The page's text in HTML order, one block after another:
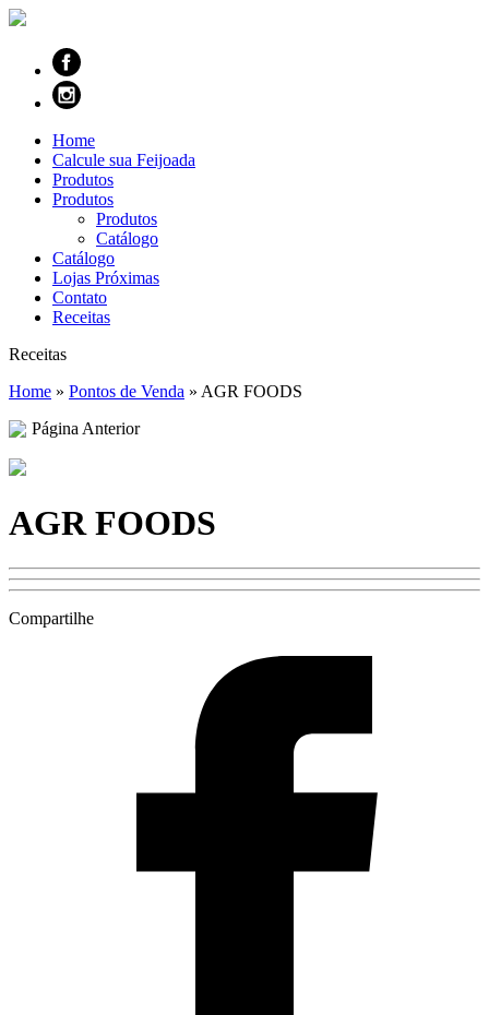
Home
Calcule sua Feijoada
Produtos
Produtos
Produtos
Catálogo
Catálogo
Lojas Próximas
Contato
Receitas
Receitas
Home » Pontos de Venda » AGR FOODS
Página Anterior
AGR FOODS
Compartilhe